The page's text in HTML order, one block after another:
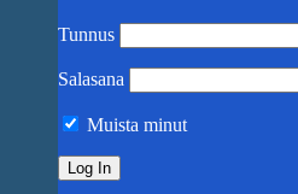
Tunnus
Salasana
Muista minut